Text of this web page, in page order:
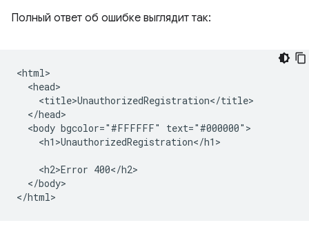
Полный ответ об ошибке выглядит так:
<html>
  <head>
    <title>UnauthorizedRegistration</title>
  </head>
  <body bgcolor="#FFFFFF" text="#000000">
    <h1>UnauthorizedRegistration</h1>
    <h2>Error 400</h2>
  </body>